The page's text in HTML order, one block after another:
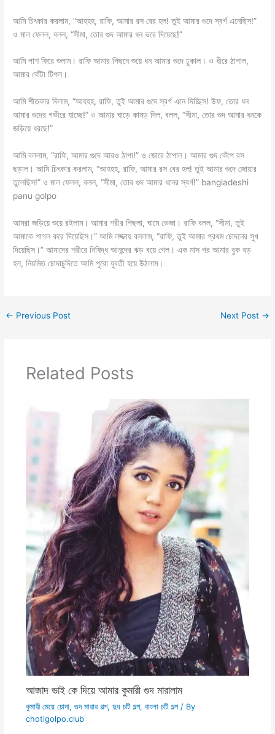
আমি চিৎকার করলাম, “আহহহ, রাফি, আমার রস বের হল! তুই আমার গুদে স্বর্গ এনেছিস!”
ও মাল ফেলল, বলল, “সীমা, তোর গুদ আমার ধন ভরে দিয়েছে!”
আমি পাশ ফিরে শুলাম। রাফি আমার পিছনে শুয়ে ধন আমার গুদে ঢুকাল। ও ধীরে ঠাপাল,
আমার বোঁটা টিপল।
আমি শীতকার দিলাম, “আহহহ, রাফি, তুই আমার গুদে স্বর্গ এনে দিচ্ছিস! উফ, তোর ধন
আমার গুদের গভীরে যাচ্ছে!” ও আমার ঘাড়ে কামড় দিল, বলল, “সীমা, তোর গুদ আমার ধনকে
জড়িয়ে ধরছে!”
আমি বললাম, “রাফি, আমার গুদে আরও ঠাপা!” ও জোরে ঠাপাল। আমার গুদ কেঁপে রস
ছড়াল। আমি চিৎকার করলাম, “আহহহ, রাফি, আমার রস বের হল! তুই আমার গুদে জোয়ার
তুলেছিস!” ও মাল ফেলল, বলল, “সীমা, তোর গুদ আমার ধনের স্বর্গ!” bangladeshi
panu golpo
আমরা জড়িয়ে শুয়ে রইলাম। আমার শরীর পিছলা, ঘামে ভেজা। রাফি বলল, “সীমা, তুই
আমাকে পাগল করে দিয়েছিস।” আমি লজ্জায় বললাম, “রাফি, তুই আমার প্রথম চোদনের সুখ
দিয়েছিস।” আমাদের শরীরে নিষিদ্ধ আনন্দের ঝড় বয়ে গেল। এক মাস পর আমার বুক বড়
হল, নিয়মিত চোদাচুদিতে আমি পুরো যুবতী হয়ে উঠলাম।
← Previous Post Next Post →
Related Posts
আজাদ ভাই কে দিয়ে আমার কুমারী গুদ মারালাম
কুমারী মেয়ে চোদা, গুদ মারার গল্প, দুধ চটি গল্প, বাংলা চটি গল্প/ By
chotigolpo.club